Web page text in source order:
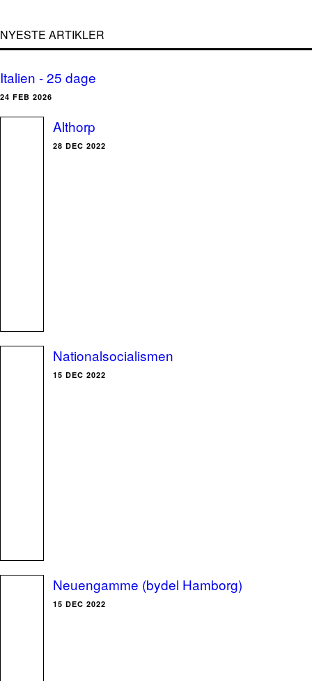
NYESTE ARTIKLER
Italien - 25 dage
24 FEB 2026
Althorp
28 DEC 2022
Nationalsocialismen
15 DEC 2022
Neuengamme (bydel Hamborg)
15 DEC 2022